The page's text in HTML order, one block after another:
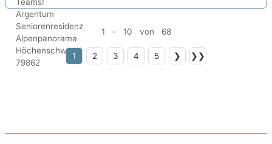
1 - 10 von 68
1 2 3 4 5 ❯ ❯❯